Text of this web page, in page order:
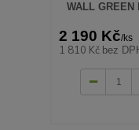
WALL GREEN
2 190 Kč/ks
1 810 Kč bez